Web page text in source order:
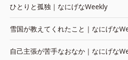
ひとりと孤独｜なにげなWeekly
雪国が教えてくれたこと｜なにげな
自己主張が苦手なおなか｜なにげな